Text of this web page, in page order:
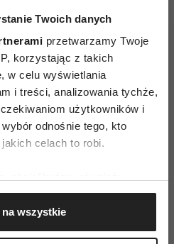
Twoich danych
przetwarzamy Twoje
korzystając z takich
w celu wyświetlania
i treści, analizowania tychże,
użytkowników i
odnośnie tego, kto
celach to robi.
Twojej lokalizacji
nawet do kilku metrów
urządzenie, aktywnie
wszystkie